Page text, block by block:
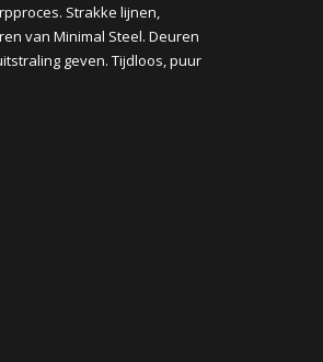
Strakke lijnen,
van Minimal Steel. Deuren
geven. Tijdloos, puur